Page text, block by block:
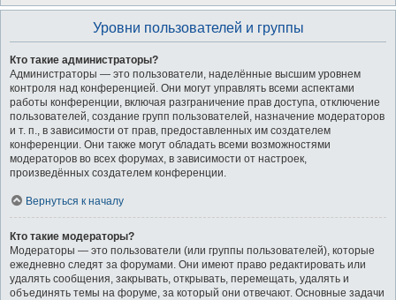
Уровни пользователей и группы
Кто такие администраторы?
Администраторы — это пользователи, наделённые высшим уровнем
контроля над конференцией. Они могут управлять всеми аспектами
работы конференции, включая разграничение прав доступа, отключение
пользователей, создание групп пользователей, назначение модераторов
и т. п., в зависимости от прав, предоставленных им создателем
конференции. Они также могут обладать всеми возможностями
модераторов во всех форумах, в зависимости от настроек,
произведённых создателем конференции.
Вернуться к началу
Кто такие модераторы?
Модераторы — это пользователи (или группы пользователей), которые
ежедневно следят за форумами. Они имеют право редактировать или
удалять сообщения, закрывать, открывать, перемещать, удалять и
объединять темы на форуме, за который они отвечают. Основные задачи